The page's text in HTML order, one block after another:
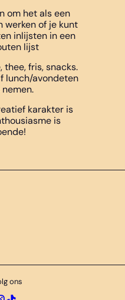
om het als een
werken of je kunt
inlijsten in een
lijst
thee, fris, snacks.
lunch/avondeten
karakter is
is
ons